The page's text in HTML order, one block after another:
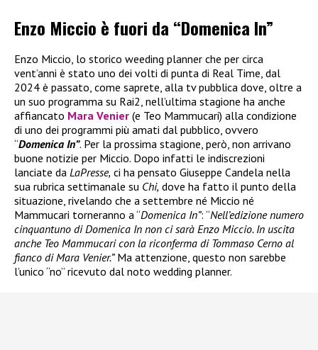
Enzo Miccio è fuori da “Domenica In”
Enzo Miccio, lo storico weeding planner che per circa
vent’anni è stato uno dei volti di punta di Real Time, dal
2024 è passato, come saprete, alla tv pubblica dove, oltre a
un suo programma su Rai2, nell’ultima stagione ha anche
affiancato Mara Venier (e Teo Mammucari) alla condizione
di uno dei programmi più amati dal pubblico, ovvero
“Domenica In”. Per la prossima stagione, però, non arrivano
buone notizie per Miccio. Dopo infatti le indiscrezioni
lanciate da LaPresse, ci ha pensato Giuseppe Candela nella
sua rubrica settimanale su Chi, dove ha fatto il punto della
situazione, rivelando che a settembre né Miccio né
Mammucari torneranno a “Domenica In”: “Nell’edizione numero
cinquantuno di Domenica In non ci sarà Enzo Miccio. In uscita
anche Teo Mammucari con la riconferma di Tommaso Cerno al
fianco di Mara Venier.”Ma attenzione, questo non sarebbe
l’unico “no” ricevuto dal noto wedding planner.